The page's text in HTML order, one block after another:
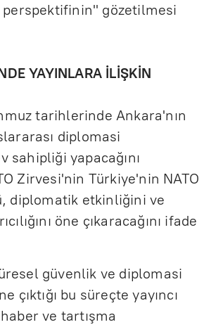
gözetilmesi
YAYINLARA İLİŞKİN
tarihlerinde Ankara'nın
diplomasi
sahipliği yapacağını
Zirvesi'nin Türkiye'nin NATO
diplomatik etkinliğini ve
öne çıkaracağını ifade
güvenlik ve diplomasi
çıktığı bu süreçte yayıncı
ve tartışma